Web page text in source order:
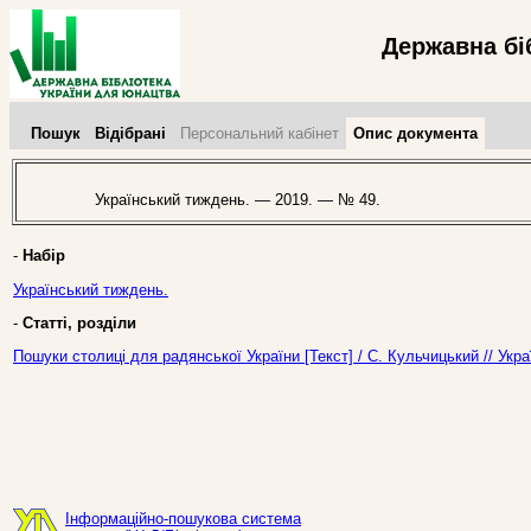
Державна
Пошук Відібрані Персональний кабінет Опис документа
Український тиждень. — 2019. — № 49.
- Набір
Український тиждень.
- Статті, розділи
Пошуки столиці для радянської України [Текст] / С. Кульчицький //
Інформаційно-пошукова система